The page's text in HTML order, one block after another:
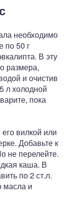
необходимо
по 50 г
В эту
размера,
и очистив
л холодной
пока
вилкой или
Добавьте к
не перелейте.
каша. В
по 2 ст.л.
масла и